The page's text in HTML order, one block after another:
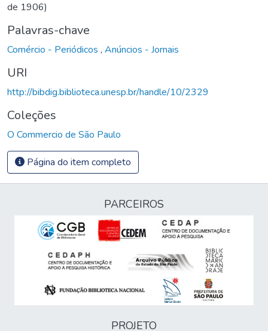
de 1906)
Palavras-chave
Comércio - Periódicos , Anúncios - Jornais
URI
http://bibdig.biblioteca.unesp.br/handle/10/2329
Coleções
O Commercio de São Paulo
Página do item completo
PARCEIROS
PROJETO